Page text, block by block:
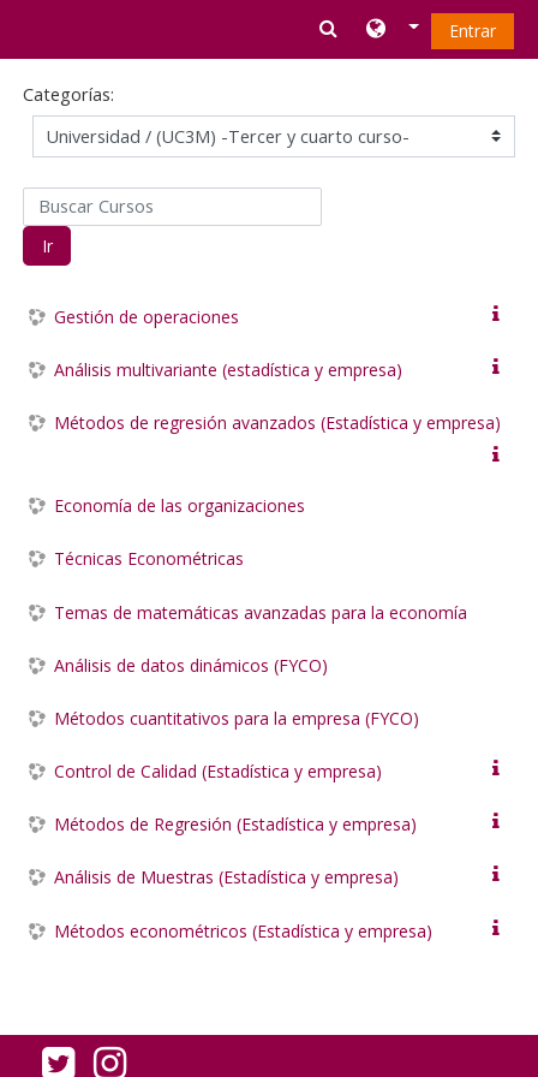
Entrar
Categorías:
Buscar Cursos
Ir
Gestión de operaciones
Análisis multivariante (estadística y empresa)
Métodos de regresión avanzados (Estadística y empresa)
Economía de las organizaciones
Técnicas Econométricas
Temas de matemáticas avanzadas para la economía
Análisis de datos dinámicos (FYCO)
Métodos cuantitativos para la empresa (FYCO)
Control de Calidad (Estadística y empresa)
Métodos de Regresión (Estadística y empresa)
Análisis de Muestras (Estadística y empresa)
Métodos econométricos (Estadística y empresa)